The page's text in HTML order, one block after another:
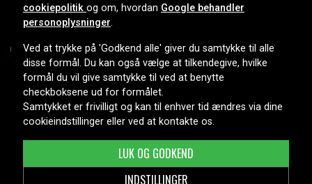
Copyright © 2026, Spares Nordic AB
cookiepolitik og om, hvordan Google behandler
personoplysninger.
Ved at trykke på 'Godkend alle' giver du samtykke til alle
disse formål. Du kan også vælge at tilkendegive, hvilke
formål du vil give samtykke til ved at benytte
checkboksene ud for formålet.
Samtykket er frivilligt og kan til enhver tid ændres via dine
cookieindstillinger eller ved at kontakte os.
INDSTILLINGER
LUK OG GODKEND